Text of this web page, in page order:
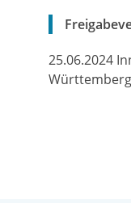
25.06.2024
Württemberg